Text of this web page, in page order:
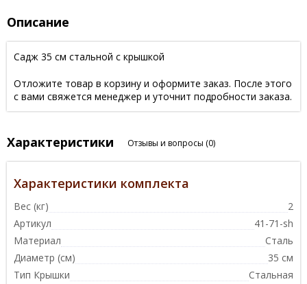
Описание
Садж 35 см стальной с крышкой
Отложите товар в корзину и оформите заказ. После этого
с вами свяжется менеджер и уточнит подробности заказа.
Характеристики Отзывы и вопросы (0)
Характеристики комплекта
Вес (кг)
2
Артикул
41-71-sh
Материал
Сталь
Диаметр (см)
35 см
Тип Крышки
Стальная